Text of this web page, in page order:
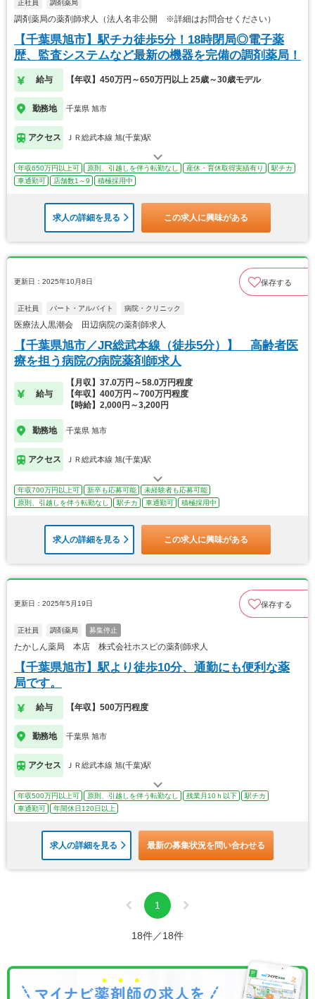
正社員 調剤薬局
調剤薬局の薬剤師求人（法人名非公開 ※詳細はお問合せください）
【千葉県旭市】駅チカ徒歩5分！18時閉局◎電子薬
歴、監査システムなど最新の機器を完備の調剤薬局！
給与 【年収】450万円～650万円以上 25歳～30歳モデル
勤務地 千葉県 旭市
アクセス ＪＲ総武本線 旭(千葉)駅
年収650万円以上可 原則、引越しを伴う転勤なし 産休・育休取得実績有り
駅チカ
車通勤可
店舗数1～9 積極採用中
求人の詳細を見る この求人に興味がある
更新日：2025年10月8日 保存する
正社員 パート・アルバイト 病院・クリニック
医療法人黒潮会 田辺病院の薬剤師求人
【千葉県旭市／JR総武本線（徒歩5分）】 高齢者医
療を担う病院の病院薬剤師求人
給与
【月収】37.0万円～58.0万円程度
【年収】400万円～700万円程度
【時給】2,000円～3,200円
勤務地 千葉県 旭市
アクセス ＪＲ総武本線 旭(千葉)駅
年収700万円以上可 新卒も応募可能
未経験者も応募可能
原則、引越しを伴う転勤なし
駅チカ 車通勤可 積極採用中
求人の詳細を見る この求人に興味がある
更新日：2025年5月19日 保存する
正社員 調剤薬局 募集停止
たかしん薬局 本店 株式会社ホスピの薬剤師求人
【千葉県旭市】駅より徒歩10分、通勤にも便利な薬
局です。
給与 【年収】500万円程度
勤務地 千葉県 旭市
アクセス ＪＲ総武本線 旭(千葉)駅
年収500万円以上可 原則、引越しを伴う転勤なし 残業月10ｈ以下
駅チカ
車通勤可
年間休日120日以上
求人の詳細を見る 最新の募集状況を問い合わせる
1
18件／18件